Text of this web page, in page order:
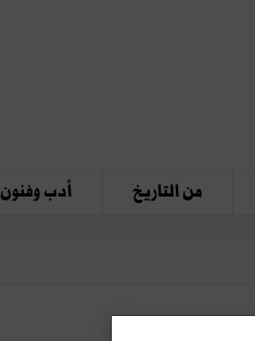
من التاريخ أدب وفنون